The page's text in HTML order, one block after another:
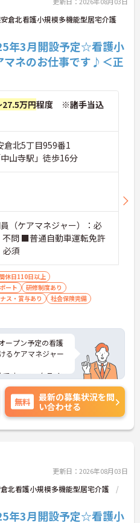
倉北看護小規模多機能型居宅介護
年3月開設予定☆看護小
マネのお仕事です♪＜正
万円程度 ※諸手当込
倉北5丁目959番1
山寺駅」徒歩16分
（ケアマネジャー）：必
問 ■普通自動車運転免許
必須
休日110日以上
ート
研修制度あり
ス・賞与あり
社会保険完備
ープン予定の看護
るケアマネジャー
す。ワークライフ
だけます。また、
取得実績があり、
してお勤めいただ
イントなど、さら
ご相談くださ
無料
最新の募集状況を問
い合わせる
更新日：2026年08月03日
北看護小規模多機能型居宅介護
年3月開設予定☆看護小